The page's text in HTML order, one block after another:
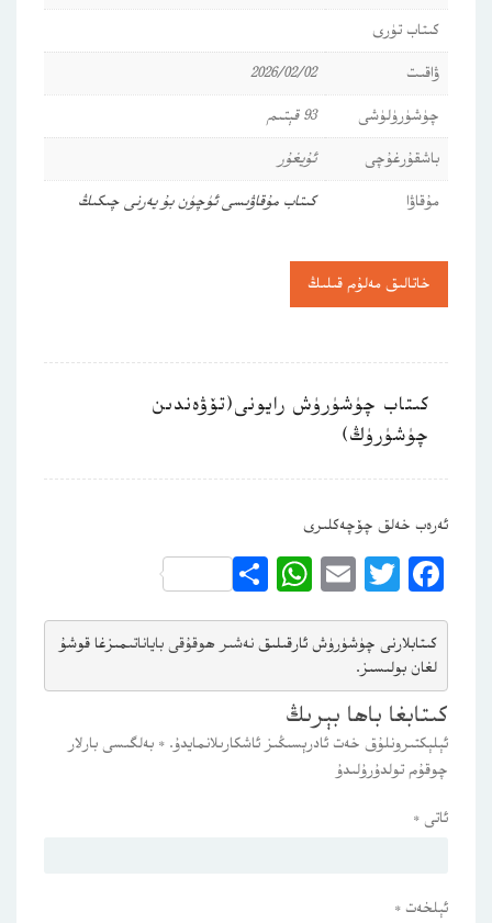
كىتاب تۈرى
ۋاقىت
2026/02/02
چۈشۈرۈلۈشى
93 قېتىم
باشقۇرغۇچى
ئۇيغۇر
مۇقاۋا
كىتاب مۇقاۋىسى ئۈچۈن بۇ يەرنى چىكىڭ
خاتالىق مەلۇم قىلىڭ
كىتاب چۈشۈرۈش رايونى(تۆۋەندىن
چۈشۈرۈڭ)
ئەرەب خەلق چۆچەكلىرى
Facebook
Twitter
Email
WhatsApp
Share
كىتابلارنى چۈشۈرۈش ئارقىلىق نەشىر ھوقۇقى باياناتىمىزغا قوشۇ
لغان بولىسىز.
كىتابغا باھا بېرىڭ
ئېلېكتىرونلۇق خەت ئادرېسىڭىز ئاشكارىلانمايدۇ. * بەلگىسى بارلار
چوقۇم تولدۇرۇلىدۇ
ئاتى *
ئېلخەت *